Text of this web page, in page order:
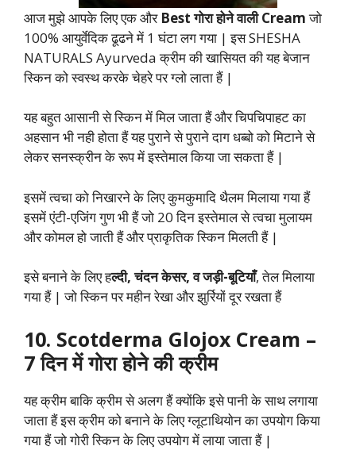
आज मुझे आपके लिए एक और Best गोरा होने वाली Creamजो
100% आयुर्वेदिक ढूढने में 1 घंटा लग गया | इस SHESHA
NATURALS Ayurveda क्रीम की खासियत की यह बेजान
स्किन को स्वस्थ करके चेहरे पर ग्लो लाता हैं |
यह बहुत आसानी से स्किन में मिल जाता हैं और चिपचिपाहट का
अहसान भी नही होता हैं यह पुराने से पुराने दाग धब्बो को मिटाने से
लेकर सनस्क्रीन के रूप में इस्तेमाल किया जा सकता हैं |
इसमें त्वचा को निखारने के लिए कुमकुमादि थैलम मिलाया गया हैं
इसमें एंटी-एजिंग गुण भी हैं जो 20 दिन इस्तेमाल से त्वचा मुलायम
और कोमल हो जाती हैं और प्राकृतिक स्किन मिलती हैं |
इसे बनाने के लिए हल्दी, चंदन केसर, व जड़ी-बूटियाँ, तेल मिलाया
गया हैं | जो स्किन पर महीन रेखा और झुर्रियों दूर रखता हैं
10. Scotderma Glojox Cream –
7 दिन में गोरा होने की क्रीम
यह क्रीम बाकि क्रीम से अलग हैं क्योंकि इसे पानी के साथ लगाया
जाता हैं इस क्रीम को बनाने के लिए ग्लूटाथियोन का उपयोग किया
गया हैं जो गोरी स्किन के लिए उपयोग में लाया जाता हैं |